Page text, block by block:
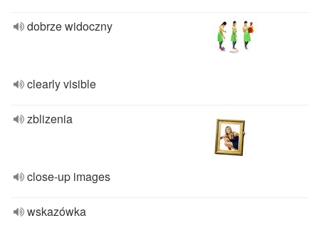
dobrze widoczny
clearly visible
zblizenia
close-up images
wskazówka